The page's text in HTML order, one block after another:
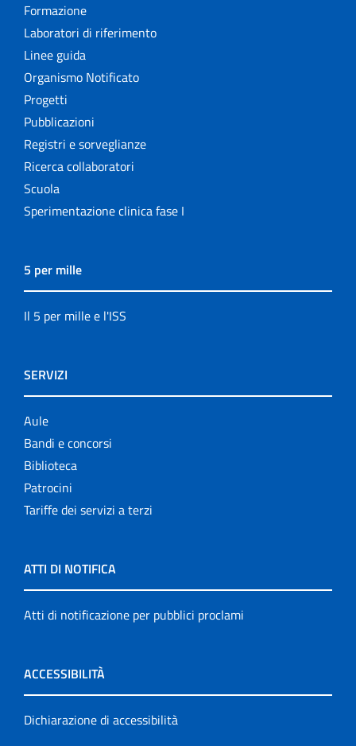
Formazione
Laboratori di riferimento
Linee guida
Organismo Notificato
Progetti
Pubblicazioni
Registri e sorveglianze
Ricerca collaboratori
Scuola
Sperimentazione clinica fase I
5 per mille
Il 5 per mille e l'ISS
SERVIZI
Aule
Bandi e concorsi
Biblioteca
Patrocini
Tariffe dei servizi a terzi
ATTI DI NOTIFICA
Atti di notificazione per pubblici proclami
ACCESSIBILITÀ
Dichiarazione di accessibilità